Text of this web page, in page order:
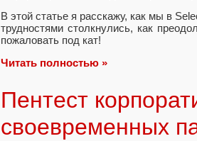
В этой статье я расскажу, как мы в
трудностями столкнулись, как
пожаловать под кат!
Читать полностью »
Пентест
своевременных